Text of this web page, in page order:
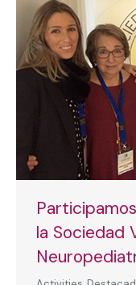
la Sociedad